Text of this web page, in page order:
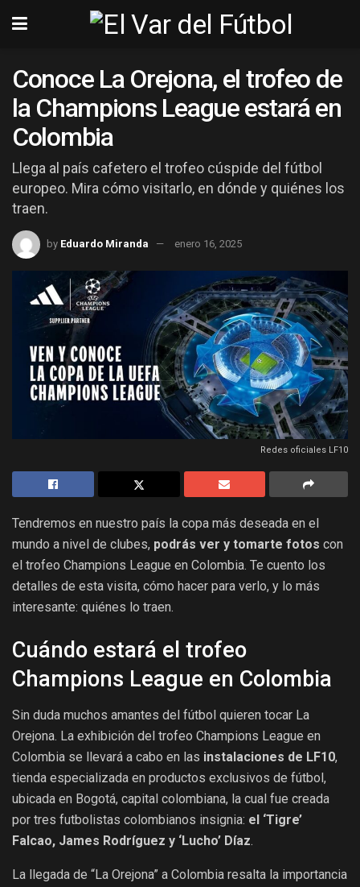
Conoce La Orejona, el trofeo de
la Champions League estará en
Colombia
Llega al país cafetero el trofeo cúspide del fútbol
europeo. Mira cómo visitarlo, en dónde y quiénes los
traen.
by Eduardo Miranda enero 16, 2025
Redes oficiales LF10
Tendremos en nuestro país la copa más deseada en el
mundo a nivel de clubes, podrás ver y tomarte fotos con
el trofeo Champions League en Colombia. Te cuento los
detalles de esta visita, cómo hacer para verlo, y lo más
interesante: quiénes lo traen.
Cuándo estará el trofeo
Champions League en Colombia
Sin duda muchos amantes del fútbol quieren tocar La
Orejona. La exhibición del trofeo Champions League en
Colombia se llevará a cabo en las instalaciones de LF10,
tienda especializada en productos exclusivos de fútbol,
ubicada en Bogotá, capital colombiana, la cual fue creada
por tres futbolistas colombianos insignia: el ‘Tigre’
Falcao, James Rodríguez y ‘Lucho’ Díaz.
La llegada de “La Orejona” a Colombia resalta la importancia